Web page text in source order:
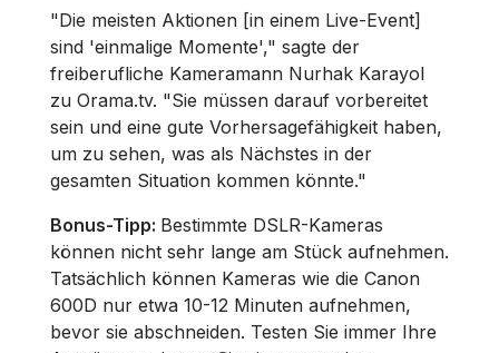
"Die meisten Aktionen [in einem Live-Event]
sind 'einmalige Momente'," sagte der
freiberufliche Kameramann Nurhak Karayol
zu Orama.tv. "Sie müssen darauf vorbereitet
sein und eine gute Vorhersagefähigkeit haben,
um zu sehen, was als Nächstes in der
gesamten Situation kommen könnte."
Bonus-Tipp: Bestimmte DSLR-Kameras
können nicht sehr lange am Stück aufnehmen.
Tatsächlich können Kameras wie die Canon
600D nur etwa 10-12 Minuten aufnehmen,
bevor sie abschneiden. Testen Sie immer Ihre